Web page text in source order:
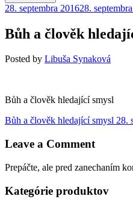
28. septembra 201628.
Bůh a člověk
Posted by Libuša Synaková
Bůh a člověk hledající smysl
Navigácia
v
Bůh a člověk hledající smysl 28.
Leave a Comment
Prepáčte, ale pred zanechaním
Kategórie produktov